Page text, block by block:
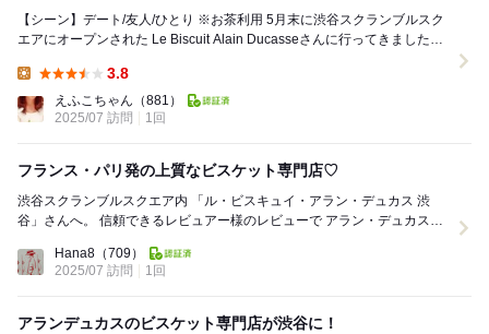
【シーン】デート/友人/ひとり ※お茶利用 5月末に渋谷スクランブルスク
エアにオープンされた Le Biscuit Alain Ducasseさんに行ってきました！
3.8
えふこちゃん （881）
2025/07 訪問
1回
フランス・パリ発の上質なビスケット専門店♡
渋谷スクランブルスクエア内 「ル・ビスキュイ・アラン・デュカス 渋
谷」さんへ。 信頼できるレビュアー様のレビューで アラン・デュカスの
Hana8 （709）
2025/07 訪問
1回
アランデュカスのビスケット専門店が渋谷に！